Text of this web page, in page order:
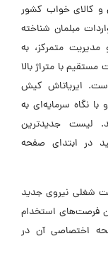
و کالای خواب کشور
مبلمان شناخته
متمرکز، به
با متراژ بالا
ایریاتاش کیش
نگاه سرمایه‌ای به
لیست جدیدترین
در ابتدای صفحه
حال حاضر در ۵ موقعیت شغلی نیروی جدید
فرصت‌های استخدام
اختصاصی آن در